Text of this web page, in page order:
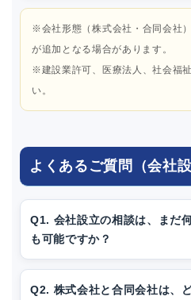
※会社形態（株式会社・合同会社
が追加となる場合があります。
※建設業許可、医療法人、社会福
い。
よくあるご質問（会社
Q1. 会社設立の相談は、まだ
も可能ですか？
Q2. 株式会社と合同会社は、